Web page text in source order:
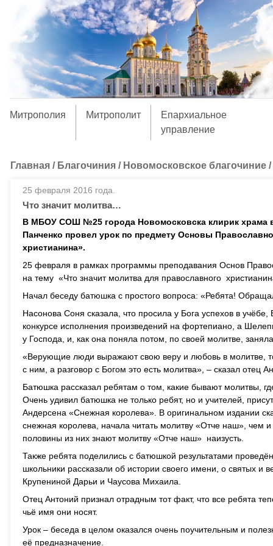
Митрополия Митрополит
Епархиальное
управление
Главная / Благочиния / Новомосковское благочиние /
25 февраля 2016 года.
Что значит молитва…
В МБОУ СОШ №25 города Новомосковска клирик храма
Панченко провел урок по предмету Основы
христианина».
25 февраля в рамках программы преподавания Основ
на тему «Что значит молитва для православного
Начал беседу батюшка с простого вопроса: «Ребята!
Насонова Соня сказала, что просила у Бога успехов в
конкурсе исполнения произведений на фортепиано, а
у Господа, и, как она поняла потом, по своей молитве,
«Верующие люди выражают свою веру и любовь в молитве,
с ним, а разговор с Богом это есть молитва», – сказал отец
Батюшка рассказал ребятам о том, какие бывают молитвы,
Очень удивил батюшка не только ребят, но и учителей,
Андерсена «Снежная королева». В оригинальном издании
снежная королева, начала читать молитву «Отче наш», чем
половины из них знают молитву «Отче наш» наизусть.
Также ребята поделились с батюшкой результатами
школьники рассказали об истории своего имени, о святых
Крупениной Дарьи и Чаусова Михаила.
Отец Антоний признал отрадным тот факт, что все ребята
чьё имя они носят.
Урок – беседа в целом оказался очень поучительным и
её предназначение.